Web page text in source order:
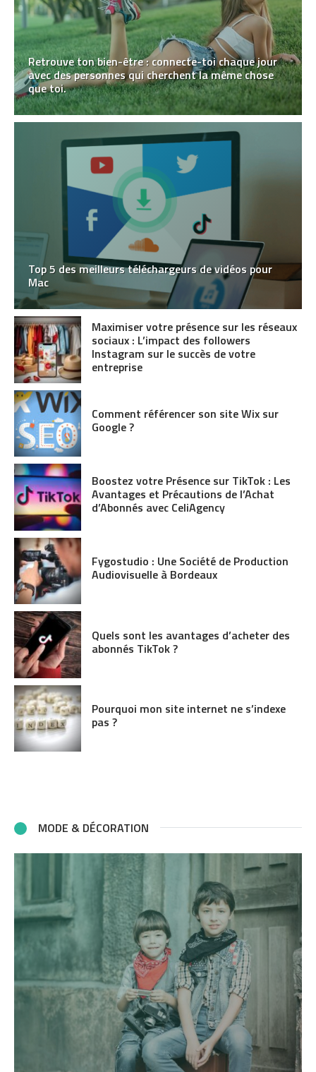
Retrouve ton bien-être : connecte-toi chaque jour
avec des personnes qui cherchent la même chose
que toi.
Top 5 des meilleurs téléchargeurs de vidéos pour
Mac
Maximiser votre présence sur les réseaux
sociaux : L’impact des followers
Instagram sur le succès de votre
entreprise
Comment référencer son site Wix sur
Google ?
Boostez votre Présence sur TikTok : Les
Avantages et Précautions de l’Achat
d’Abonnés avec CeliAgency
Fygostudio : Une Société de Production
Audiovisuelle à Bordeaux
Quels sont les avantages d’acheter des
abonnés TikTok ?
Pourquoi mon site internet ne s’indexe
pas ?
MODE & DÉCORATION